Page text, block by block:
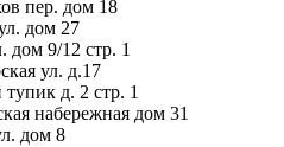
пер. дом 18
дом 27
дом 9/12 стр. 1
ул. д.17
д. 2 стр. 1
набережная дом 31
дом 8